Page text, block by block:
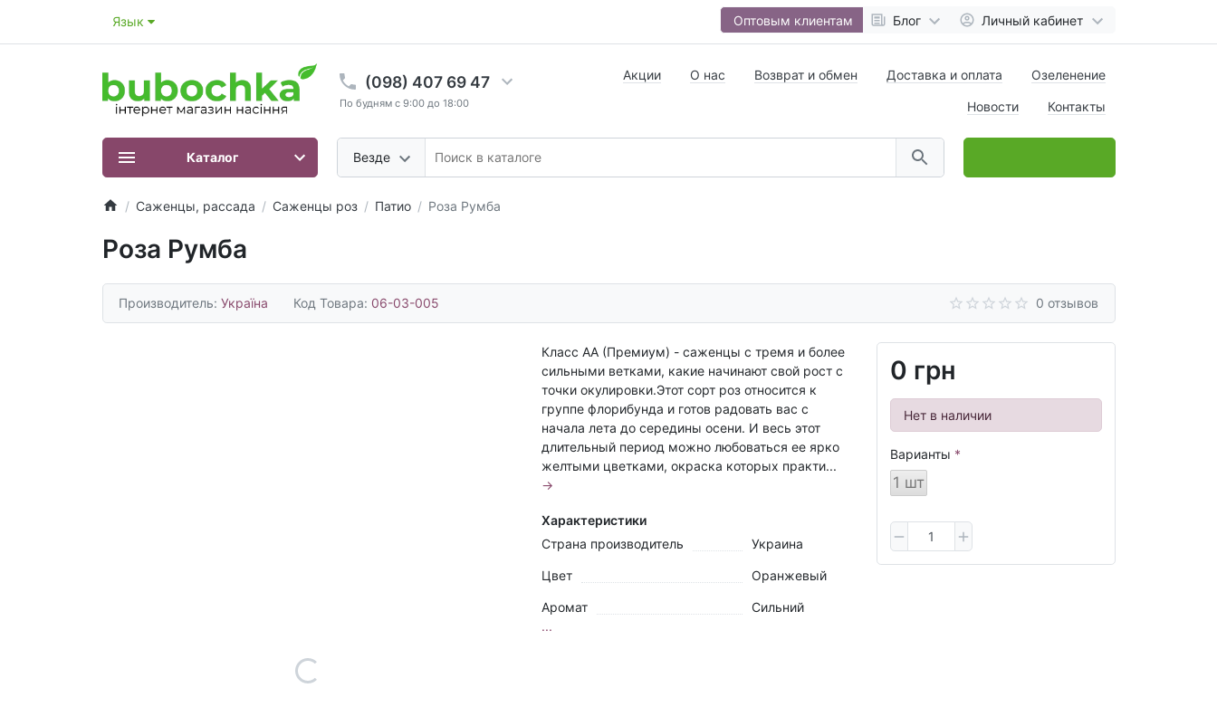
Язык Оптовым клиентам Блог Личный кабинет
(098) 407 69 47
По будням с 9:00 до 18:00
Везде
Акции О нас Возврат и обмен Доставка и оплата Озеленение
Новости Контакты
Каталог
Саженцы, рассада Саженцы роз Патио Роза Румба
Роза Румба
Производитель: Україна Код Товара: 06-03-005 0 отзывов
0 грн
Нет в наличии
Варианты
1 шт
Класс АА (Премиум) - саженцы с тремя и более
сильными ветками, какие начинают свой рост с
точки окулировки.Этот сорт роз относится к
группе флорибунда и готов радовать вас с
начала лета до середины осени. И весь этот
длительный период можно любоваться ее ярко
желтыми цветками, окраска которых практи...
→
Характеристики
Страна производитель
Украина
Цвет Оранжевый
Аромат
Сильний
...